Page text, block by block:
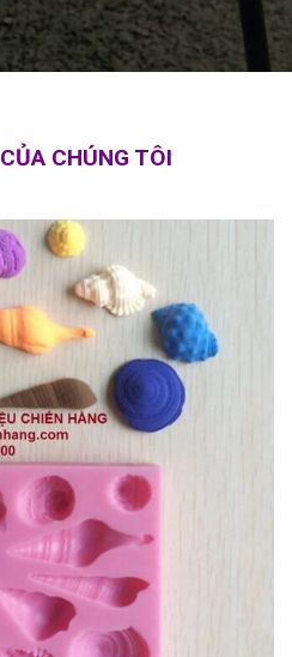
CỦA CHÚNG TÔI